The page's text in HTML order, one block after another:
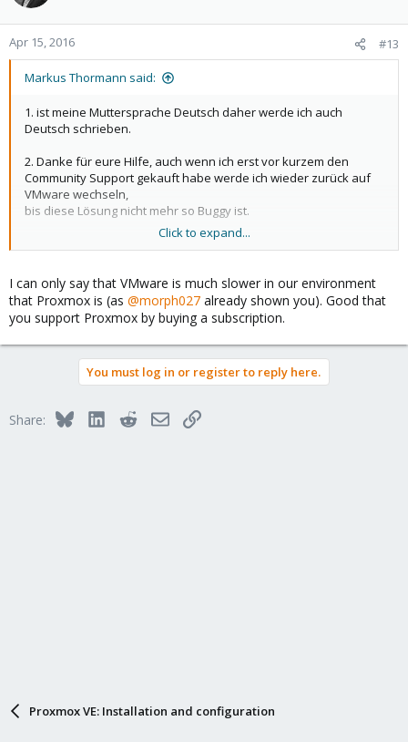
o
n
Apr 15, 2016 #13
Markus Thormann said:
1. ist meine Muttersprache Deutsch daher werde ich auch
Deutsch schrieben.
2. Danke für eure Hilfe, auch wenn ich erst vor kurzem den
Community Support gekauft habe werde ich wieder zurück auf
VMware wechseln,
bis diese Lösung nicht mehr so Buggy ist.
Click to expand...
I can only say that VMware is much slower in our environment
that Proxmox is (as @morph027 already shown you). Good that
you support Proxmox by buying a subscription.
You must log in or register to reply here.
Share: BlueskyLinkedInRedditEmailLink
Proxmox VE: Installation and configuration